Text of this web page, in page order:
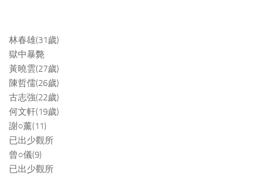
林春雄(31歲)
獄中暴斃
黃曉雲(27歲)
陳哲儒(26歲)
古志強(22歲)
何文軒(19歲)
謝○薰(11)
已出少觀所
曾○儀(9)
已出少觀所